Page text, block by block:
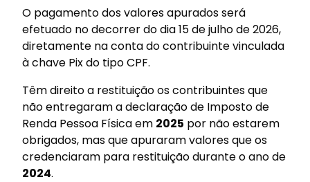
O pagamento dos valores apurados será
efetuado no decorrer do dia 15 de julho de 2026,
diretamente na conta do contribuinte vinculada
à chave Pix do tipo CPF.
Têm direito a restituição os contribuintes que
não entregaram a declaração de Imposto de
Renda Pessoa Física em 2025 por não estarem
obrigados, mas que apuraram valores que os
credenciaram para restituição durante o ano de
2024.